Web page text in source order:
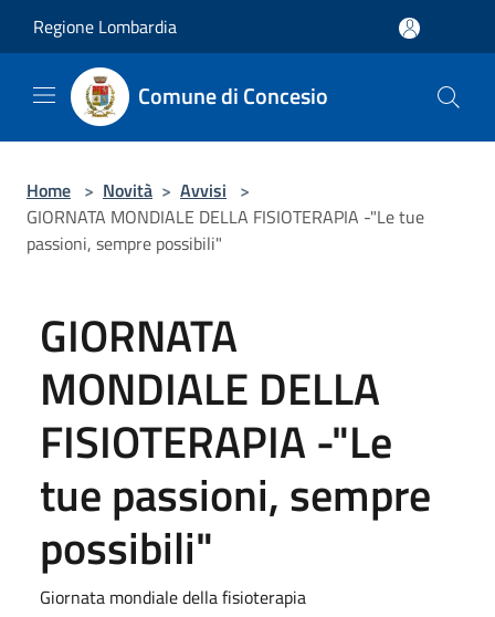
Regione Lombardia
Comune di Concesio
Home > Novità > Avvisi >
GIORNATA MONDIALE DELLA FISIOTERAPIA -"Le tue
passioni, sempre possibili"
GIORNATA
MONDIALE DELLA
FISIOTERAPIA -"Le
tue passioni, sempre
possibili"
Giornata mondiale della fisioterapia